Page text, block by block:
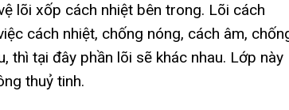
lõi xốp cách nhiệt bên trong. Lõi cách
cách nhiệt, chống nóng, cách âm,
thì tại đây phần lõi sẽ khác nhau. Lớp này
thuỷ tinh.